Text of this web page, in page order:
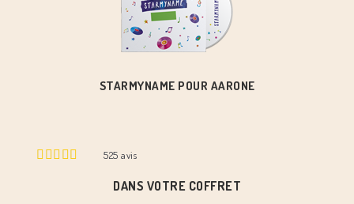
STARMYNAME POUR AARONE
525avis
DANS VOTRE COFFRET